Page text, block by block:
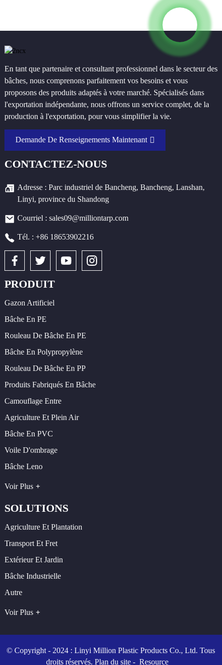
En tant que partenaire et consultant professionnel dans le secteur des
bâches, nous comprenons parfaitement vos besoins et vous
proposons des produits adaptés à votre marché. Spécialisés dans
l'exportation indépendante, nous offrons un service complet, de la
production à l'exportation, pour vous simplifier la vie.
Demande De Renseignements Maintenant
CONTACTEZ-NOUS
Adresse : Parc industriel de Bancheng, Bancheng, Lanshan,
Linyi, province du Shandong
Courriel : sales09@milliontarp.com
Tél. : +86 18653902216
PRODUIT
Gazon Artificiel
Bâche En PE
Rouleau De Bâche En PE
Bâche En Polypropylène
Rouleau De Bâche En PP
Produits Fabriqués En Bâche
Camouflage Entre
Agriculture Et Plein Air
Bâche En PVC
Voile D'ombrage
Bâche Leno
Voir Plus
SOLUTIONS
Agriculture Et Plantation
Transport Et Fret
Extérieur Et Jardin
Bâche Industrielle
Autre
Voir Plus
© Copyright - 2024 : Linyi Million Plastic Products Co., Ltd. Tous
droits réservés. Plan du site- Resource